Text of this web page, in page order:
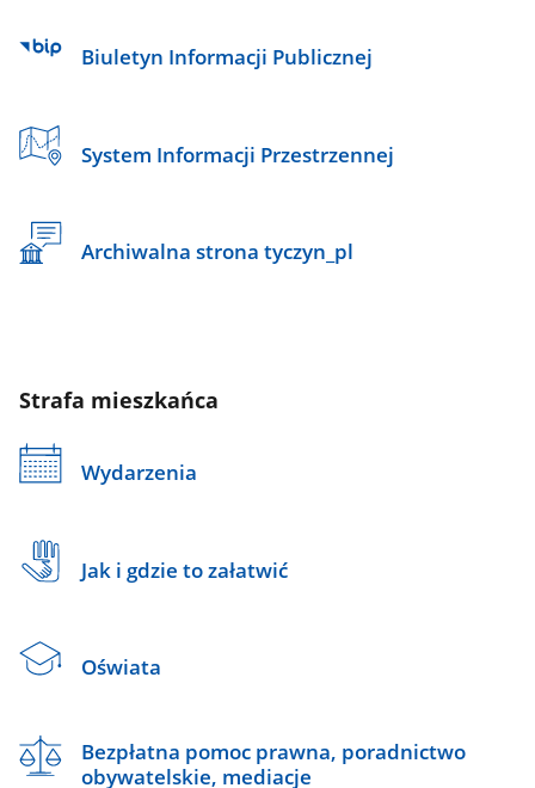
Biuletyn Informacji Publicznej
System Informacji Przestrzennej
Archiwalna strona tyczyn_pl
Strafa mieszkańca
Wydarzenia
Jak i gdzie to załatwić
Oświata
Bezpłatna pomoc prawna, poradnictwo
obywatelskie, mediacje